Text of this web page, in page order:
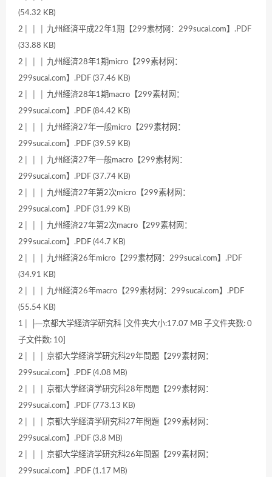
(54.32 KB)
2│ │ │ 九州経済平成22年1期【299素材网：299sucai.com】.PDF
(33.88 KB)
2│ │ │ 九州経済28年1期micro【299素材网：
299sucai.com】.PDF (37.46 KB)
2│ │ │ 九州経済28年1期macro【299素材网：
299sucai.com】.PDF (84.42 KB)
2│ │ │ 九州経済27年一般micro【299素材网：
299sucai.com】.PDF (39.59 KB)
2│ │ │ 九州経済27年一般macro【299素材网：
299sucai.com】.PDF (37.74 KB)
2│ │ │ 九州経済27年第2次micro【299素材网：
299sucai.com】.PDF (31.99 KB)
2│ │ │ 九州経済27年第2次macro【299素材网：
299sucai.com】.PDF (44.7 KB)
2│ │ │ 九州経済26年micro【299素材网：299sucai.com】.PDF
(34.91 KB)
2│ │ │ 九州経済26年macro【299素材网：299sucai.com】.PDF
(55.54 KB)
1│ ├─京都大学経済学研究科 [文件夹大小:17.07 MB 子文件夹数: 0
子文件数: 10]
2│ │ │ 京都大学経済学研究科29年問題【299素材网：
299sucai.com】.PDF (4.08 MB)
2│ │ │ 京都大学経済学研究科28年問題【299素材网：
299sucai.com】.PDF (773.13 KB)
2│ │ │ 京都大学経済学研究科27年問題【299素材网：
299sucai.com】.PDF (3.8 MB)
2│ │ │ 京都大学経済学研究科26年問題【299素材网：
299sucai.com】.PDF (1.17 MB)